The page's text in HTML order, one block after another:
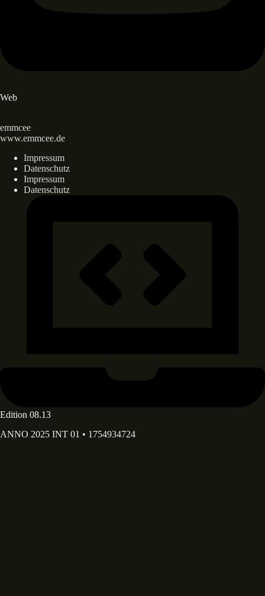
Web
emmcee
www.emmcee.de
Impressum
Datenschutz
Impressum
Datenschutz
Edition 08.13
ANNO 2025 INT 01 • 1754934724